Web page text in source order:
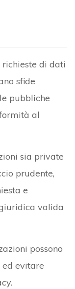
di dati
sfide
pubbliche
al
sia private
prudente,
e
valida
possono
evitare